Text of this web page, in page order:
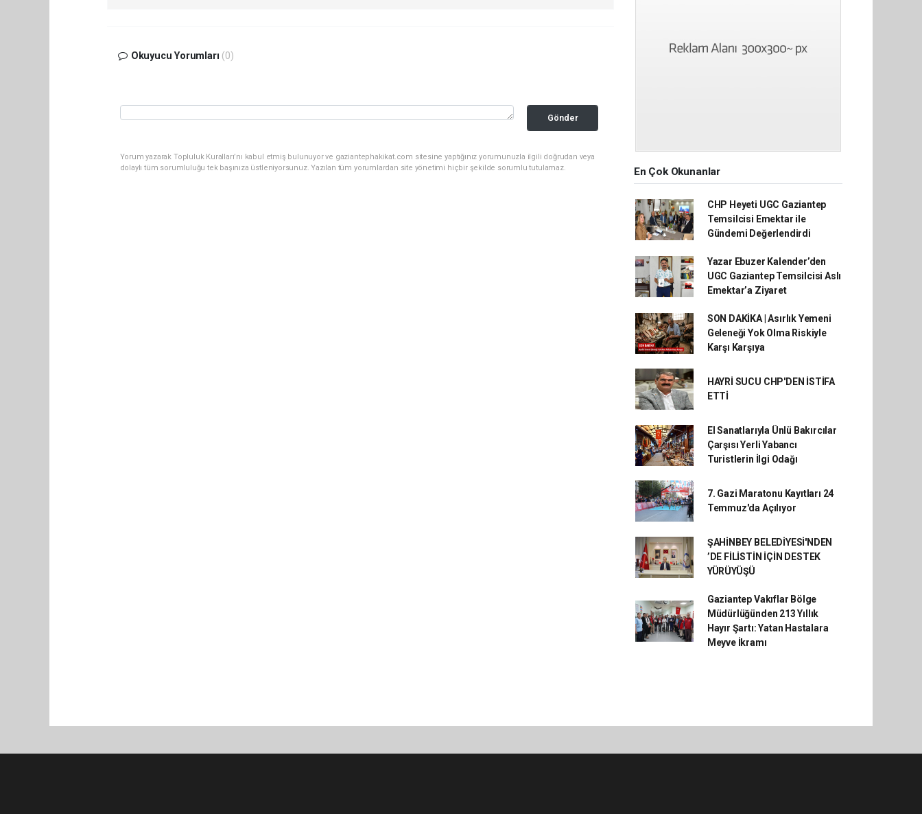
Okuyucu Yorumları (0)
Gönder
Yorum yazarak Topluluk Kuralları’nı kabul etmiş bulunuyor ve gaziantephakikat.com sitesine yaptığınız yorumunuzla ilgili doğrudan veya
dolaylı tüm sorumluluğu tek başınıza üstleniyorsunuz. Yazılan tüm yorumlardan site yönetimi hiçbir şekilde sorumlu tutulamaz.
En Çok Okunanlar
CHP Heyeti UGC Gaziantep
Temsilcisi Emektar ile
Gündemi Değerlendirdi
Yazar Ebuzer Kalender’den
UGC Gaziantep Temsilcisi Aslı
Emektar’a Ziyaret
SON DAKİKA | Asırlık Yemeni
Geleneği Yok Olma Riskiyle
Karşı Karşıya
HAYRİ SUCU CHP'DEN İSTİFA
ETTİ
El Sanatlarıyla Ünlü Bakırcılar
Çarşısı Yerli Yabancı
Turistlerin İlgi Odağı
7. Gazi Maratonu Kayıtları 24
Temmuz'da Açılıyor
ŞAHİNBEY BELEDİYESİ'NDEN
’DE FİLİSTİN İÇİN DESTEK
YÜRÜYÜŞÜ
Gaziantep Vakıflar Bölge
Müdürlüğünden 213 Yıllık
Hayır Şartı: Yatan Hastalara
Meyve İkramı